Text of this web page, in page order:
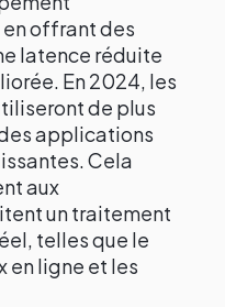
offrant des
latence réduite
En 2024, les
de plus
applications
Cela
aux
un traitement
telles que le
en ligne et les